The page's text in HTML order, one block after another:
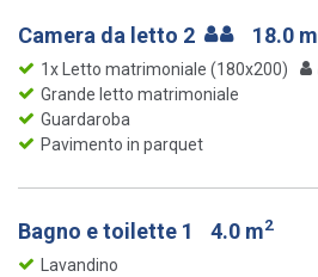
Camera da letto 2 18.0 m
1x Letto matrimoniale (180x200)
Grande letto matrimoniale
Guardaroba
Pavimento in parquet
Bagno e toilette 1 4.0 m2
Lavandino